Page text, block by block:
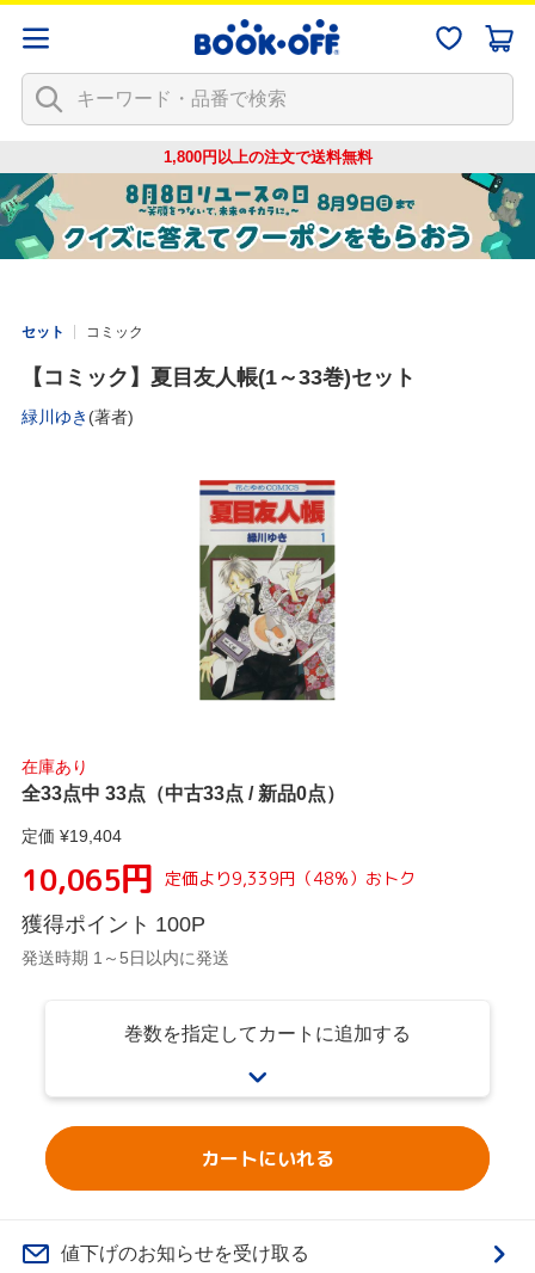
1,800円以上の注文で送料無料
セット コミック
【コミック】夏目友人帳(1～33巻)セット
緑川ゆき (著者)
在庫あり
全33点中 33点（中古33点 / 新品0点）
定価 ¥19,404
10,065円 定価より9,339円 （48%） おトク
獲得ポイント 100P
発送時期 1～5日以内に発送
巻数を指定してカートに追加する
カートにいれる
値下げのお知らせを受け取る